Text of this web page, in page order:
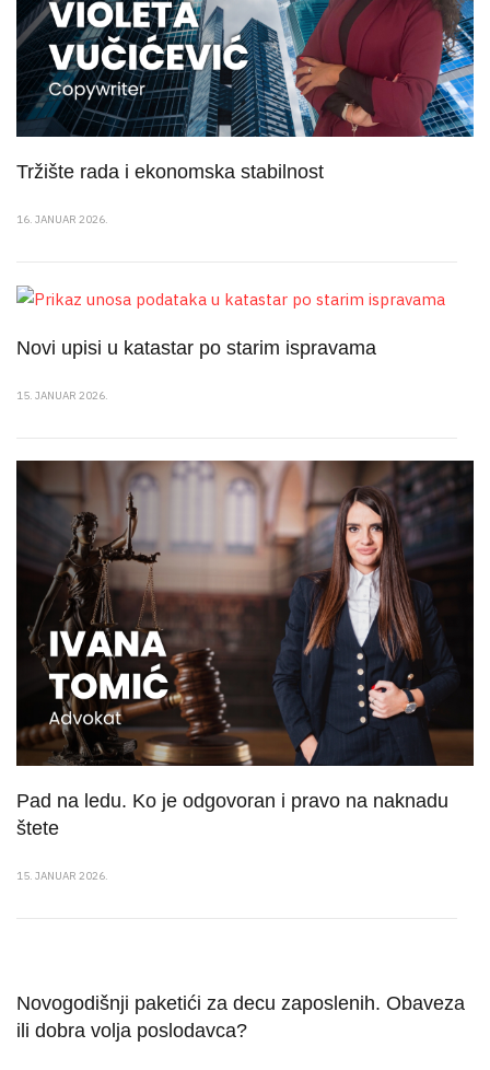
Tržište rada i ekonomska stabilnost
16. JANUAR 2026.
Novi upisi u katastar po starim ispravama
15. JANUAR 2026.
Pad na ledu. Ko je odgovoran i pravo na naknadu
štete
15. JANUAR 2026.
Novogodišnji paketići za decu zaposlenih. Obaveza
ili dobra volja poslodavca?